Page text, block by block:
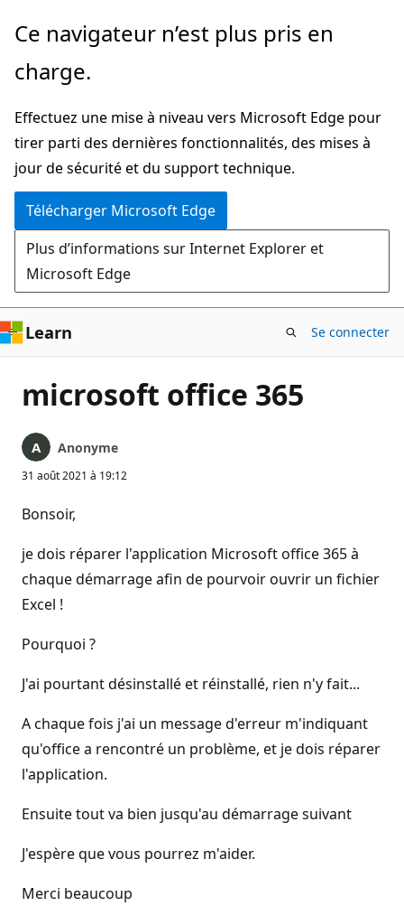
Passer
directement
au
principal
Ce navigateur n’est plus pris en
charge.
Effectuez une mise à niveau vers Microsoft Edge pour
tirer parti des dernières fonctionnalités, des mises à
jour de sécurité et du support technique.
Télécharger Microsoft Edge
Plus d’informations sur Internet Explorer et
Microsoft Edge
Learn Se connecter
microsoft office 365
Anonyme
31 août 2021 à 19:12
Bonsoir,
je dois réparer l'application Microsoft office 365 à
chaque démarrage afin de pourvoir ouvrir un fichier
Excel !
Pourquoi ?
J'ai pourtant désinstallé et réinstallé, rien n'y fait...
A chaque fois j'ai un message d'erreur m'indiquant
qu'office a rencontré un problème, et je dois réparer
l'application.
Ensuite tout va bien jusqu'au démarrage suivant
J'espère que vous pourrez m'aider.
Merci beaucoup